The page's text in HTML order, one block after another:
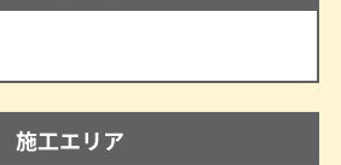
施工エリア